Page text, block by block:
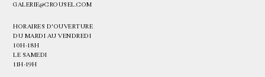
GALERIE@CROUSEL.COM
HORAIRES D'OUVERTURE
DU MARDI AU VENDREDI
10H-18H
LE SAMEDI
11H-19H